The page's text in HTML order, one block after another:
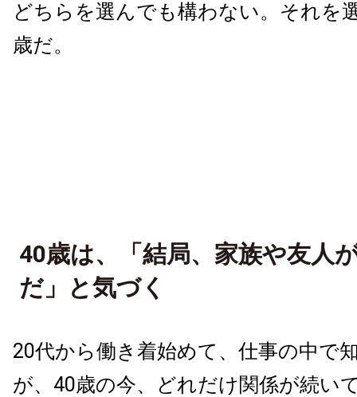
どちらを選んでも構わない。それを
歳だ。
40歳は、「結局、家族や友人
だ」と気づく
20代から働き着始めて、仕事の中で
が、40歳の今、どれだけ関係が続い